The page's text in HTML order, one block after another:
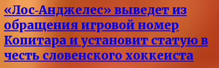
«Лос‑Анджелес» выведет из
обращения игровой номер
Копитара и установит статую в
честь словенского хоккеиста